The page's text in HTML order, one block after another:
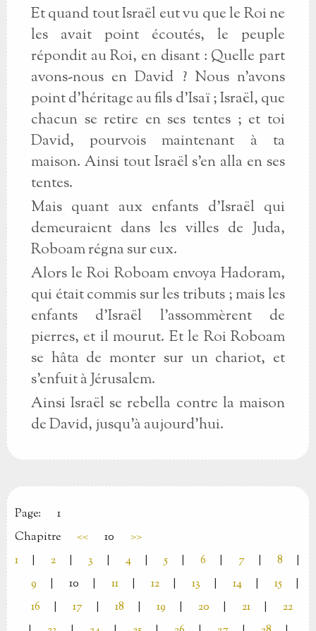
Et quand tout Israël eut vu que le Roi ne
les avait point écoutés, le peuple
répondit au Roi, en disant : Quelle part
avons-nous en David ? Nous n’avons
point d’héritage au fils d’Isaï ; Israël, que
chacun se retire en ses tentes ; et toi
David, pourvois maintenant à ta
maison. Ainsi tout Israël s’en alla en ses
tentes.
Mais quant aux enfants d’Israël qui
demeuraient dans les villes de Juda,
Roboam régna sur eux.
Alors le Roi Roboam envoya Hadoram,
qui était commis sur les tributs ; mais les
enfants d’Israël l’assommèrent de
pierres, et il mourut. Et le Roi Roboam
se hâta de monter sur un chariot, et
s’enfuit à Jérusalem.
Ainsi Israël se rebella contre la maison
de David, jusqu’à aujourd’hui.
Page:
1
Chapitre
<< 10
>>
1
2 3 4 5 6 7 8
9
10 11 12 13 14 15
16
17 18 19 20 21
22